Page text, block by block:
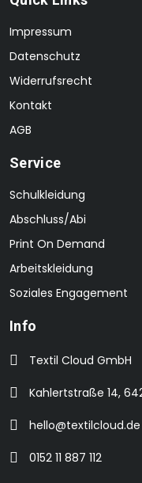
Impressum
Datenschutz
Widerrufsrecht
Kontakt
AGB
Service
Schulkleidung
Abschluss/Abi
Print On Demand
Arbeitskleidung
Soziales Engagement
Info
Textil Cloud GmbH
Kahlertstraße 14,
hello@textilcloud.de
0152 11 887 112